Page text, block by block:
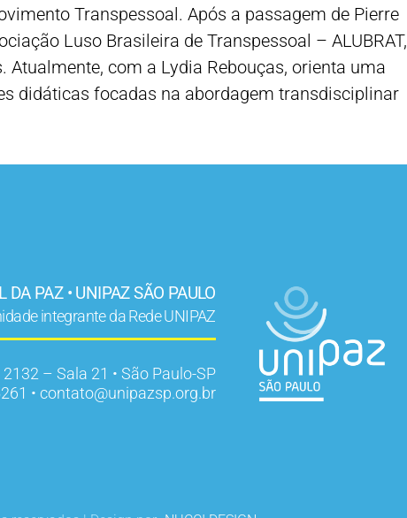
Transpessoal. Após a passagem de Pierre
Luso Brasileira de Transpessoal – ALUBRAT,
com a Lydia Rebouças, orienta uma
didáticas focadas na abordagem transdisciplinar
PAZ • UNIPAZ SÃO PAULO
integrante da Rede UNIPAZ
– Sala 21 • São Paulo-SP
• contato@unipazsp.org.br